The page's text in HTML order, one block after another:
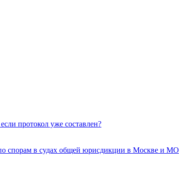
протокол уже составлен?
спорам в судах общей юрисдикции в Москве и МО